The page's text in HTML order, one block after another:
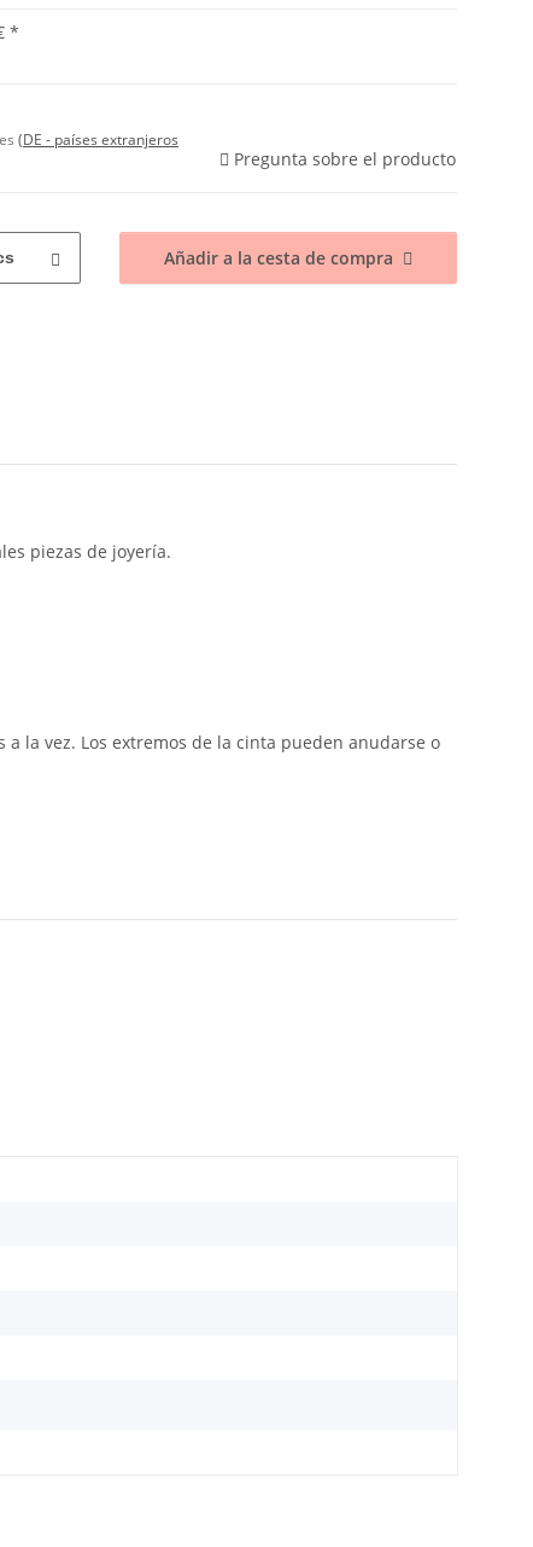
*
(DE - países extranjeros
Pregunta sobre el producto
Añadir a la cesta de compra
piezas de joyería.
la vez. Los extremos de la cinta pueden anudarse o